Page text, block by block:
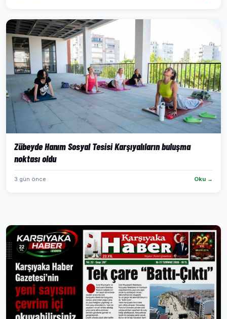
Zübeyde Hanım Sosyal Tesisi Karşıyalıların buluşma
noktası oldu
3 gün önce Oku →